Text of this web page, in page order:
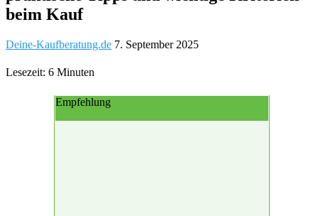
beim Kauf
Deine-Kaufberatung.de 7. September 2025
Lesezeit: 6 Minuten
Empfehlung